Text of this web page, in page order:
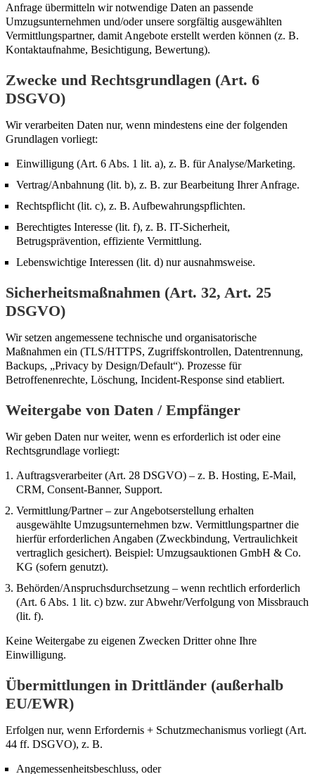
Anfrage übermitteln wir notwendige Daten an passende
Umzugsunternehmen und/oder unsere sorgfältig ausgewählten
Vermittlungspartner, damit Angebote erstellt werden können (z. B.
Kontaktaufnahme, Besichtigung, Bewertung).
Zwecke und Rechtsgrundlagen (Art. 6
DSGVO)
Wir verarbeiten Daten nur, wenn mindestens eine der folgenden
Grundlagen vorliegt:
Einwilligung (Art. 6 Abs. 1 lit. a), z. B. für Analyse/Marketing.
Vertrag/Anbahnung (lit. b), z. B. zur Bearbeitung Ihrer Anfrage.
Rechtspflicht (lit. c), z. B. Aufbewahrungspflichten.
Berechtigtes Interesse (lit. f), z. B. IT-Sicherheit,
Betrugsprävention, effiziente Vermittlung.
Lebenswichtige Interessen (lit. d) nur ausnahmsweise.
Sicherheitsmaßnahmen (Art. 32, Art. 25
DSGVO)
Wir setzen angemessene technische und organisatorische
Maßnahmen ein (TLS/HTTPS, Zugriffskontrollen, Datentrennung,
Backups, „Privacy by Design/Default“). Prozesse für
Betroffenenrechte, Löschung, Incident-Response sind etabliert.
Weitergabe von Daten / Empfänger
Wir geben Daten nur weiter, wenn es erforderlich ist oder eine
Rechtsgrundlage vorliegt:
Auftragsverarbeiter (Art. 28 DSGVO) – z. B. Hosting, E-Mail,
CRM, Consent-Banner, Support.
Vermittlung/Partner – zur Angebotserstellung erhalten
ausgewählte Umzugsunternehmen bzw. Vermittlungspartner die
hierfür erforderlichen Angaben (Zweckbindung, Vertraulichkeit
vertraglich gesichert). Beispiel: Umzugsauktionen GmbH & Co.
KG (sofern genutzt).
Behörden/Anspruchsdurchsetzung – wenn rechtlich erforderlich
(Art. 6 Abs. 1 lit. c) bzw. zur Abwehr/Verfolgung von Missbrauch
(lit. f).
Keine Weitergabe zu eigenen Zwecken Dritter ohne Ihre
Einwilligung.
Übermittlungen in Drittländer (außerhalb
EU/EWR)
Erfolgen nur, wenn Erfordernis + Schutzmechanismus vorliegt (Art.
44 ff. DSGVO), z. B.
Angemessenheitsbeschluss, oder